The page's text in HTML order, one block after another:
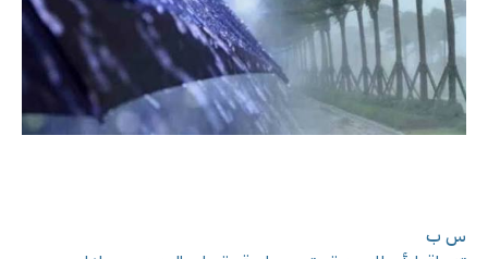
س ب